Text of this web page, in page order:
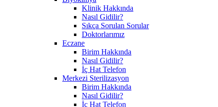
Klinik Hakkında
Nasıl Gidilir?
Sıkça Sorulan Sorular
Doktorlarımız
Eczane
Birim Hakkında
Nasıl Gidilir?
İç Hat Telefon
Merkezi Sterilizasyon
Birim Hakkında
Nasıl Gidilir?
İç Hat Telefon